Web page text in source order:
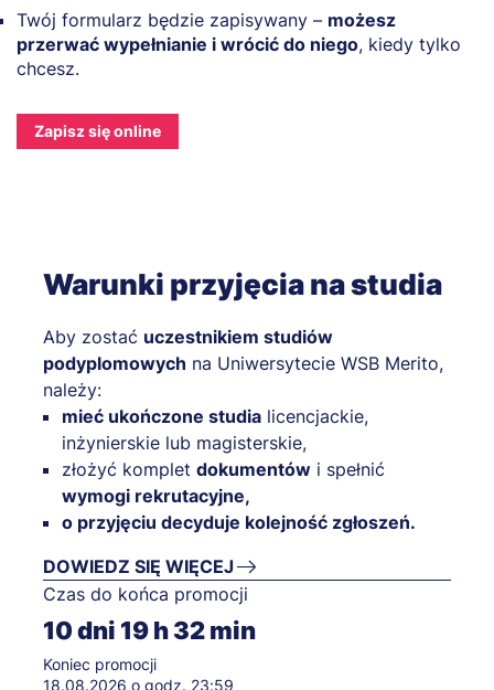
Twój formularz będzie zapisywany – możesz
przerwać wypełnianie i wrócić do niego, kiedy tylko
chcesz.
Zapisz się online
Warunki przyjęcia na studia
Aby zostać uczestnikiem studiów
podyplomowych na Uniwersytecie WSB Merito,
należy:
mieć ukończone studia licencjackie,
inżynierskie lub magisterskie,
złożyć komplet dokumentów i spełnić
wymogi rekrutacyjne,
o przyjęciu decyduje kolejność zgłoszeń.
DOWIEDZ SIĘ WIĘCEJ
Czas do końca promocji
10dni 19h32min
Koniec promocji
18.08.2026 o godz. 23:59